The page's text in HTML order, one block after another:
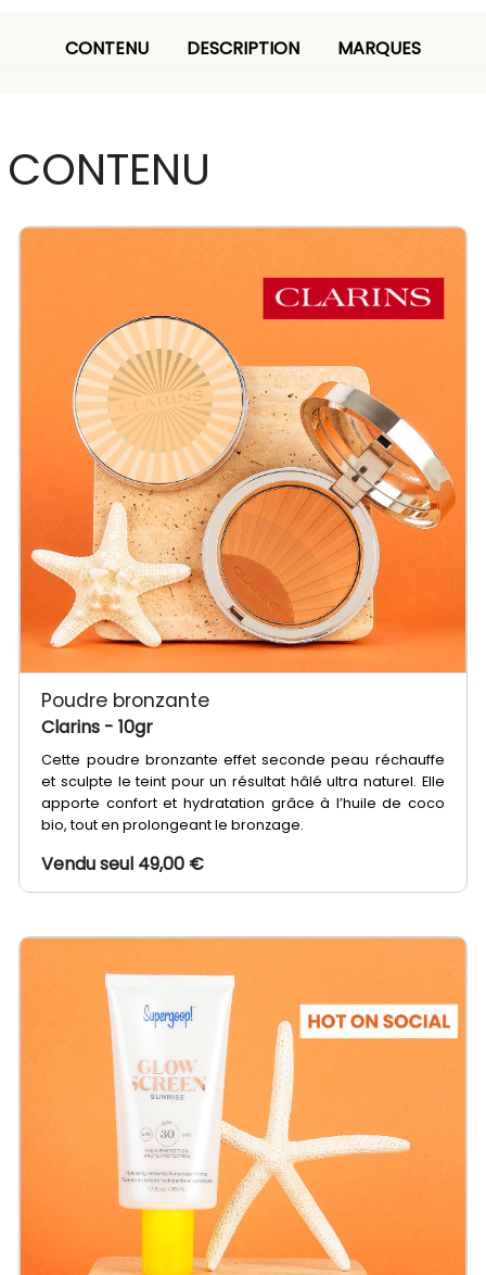
CONTENU DESCRIPTION MARQUES
CONTENU
Poudre bronzante
Clarins - 10gr
Cette poudre bronzante effet seconde peau réchauffe
et sculpte le teint pour un résultat hâlé ultra naturel. Elle
apporte confort et hydratation grâce à l’huile de coco
bio, tout en prolongeant le bronzage.
Vendu seul 49,00 €